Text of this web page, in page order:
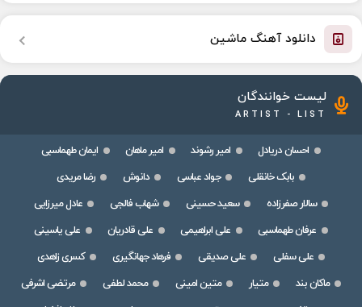
دانلود آهنگ ماشین
لیست خوانندگان
ARTIST - LIST
احسان دریادل امیر رشوند امیر ماهان
ایمان طهماسبی
بابک خانقلی
جواد عباسی دانوش
رضا مریدی
سالار صفرزاده
سعید حسینی شهاب فالجی
عادل میرزایی
عرفان طهماسبی
علی ابراهیمی علی قادریان
علی یاسینی
علی سفلی
علی صدیقی فرهاد جهانگیری
کسری زاهدی
ماکان بند
متیار متین امینی محمد لطفی
مرتضی اشرفی